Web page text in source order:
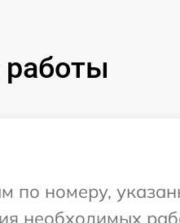
номеру,
необходимых